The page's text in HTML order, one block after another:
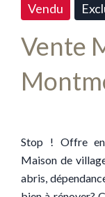
Vendu
Vente
Stop ! Offre
Maison de
abris,